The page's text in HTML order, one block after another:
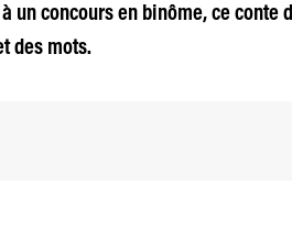
concours en binôme, ce conte
des mots.